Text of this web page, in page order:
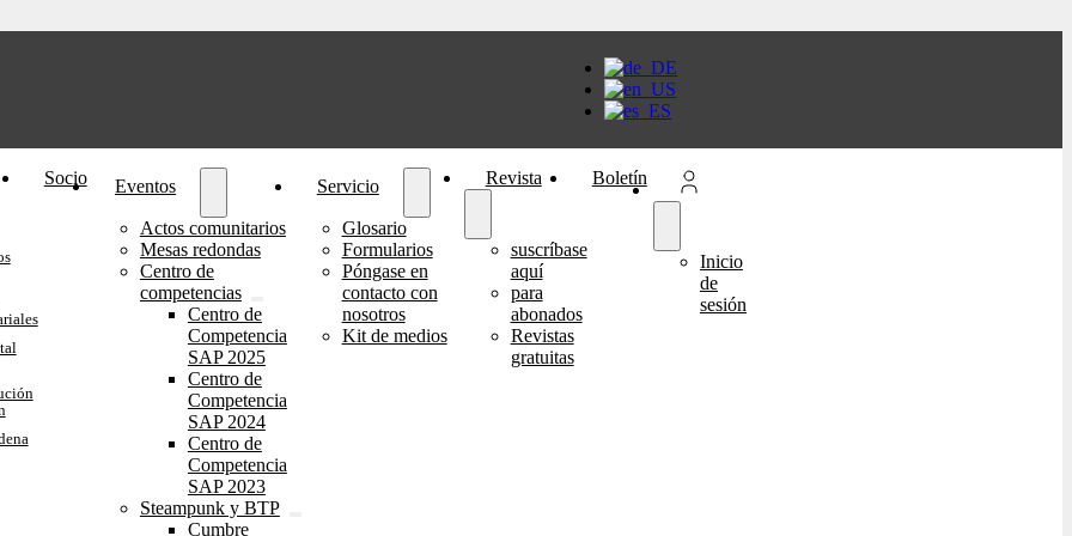
Socio Eventos
Actos comunitarios
Mesas redondas
Centro de
competencias
Centro de
Competencia
SAP 2025
Centro de
Competencia
SAP 2024
Centro de
Competencia
SAP 2023
Steampunk y BTP
Cumbre
Servicio
Glosario
Formularios
Póngase en
contacto con
nosotros
Kit de medios
Revista
suscríbase
aquí
para
abonados
Revistas
gratuitas
Boletín
Inicio
de
sesión